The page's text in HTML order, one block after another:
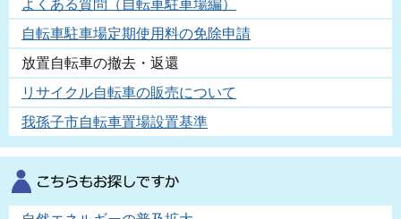
よくある質問（自転車駐車場編）
自転車駐車場定期使用料の免除申請
放置自転車の撤去・返還
リサイクル自転車の販売について
我孫子市自転車置場設置基準